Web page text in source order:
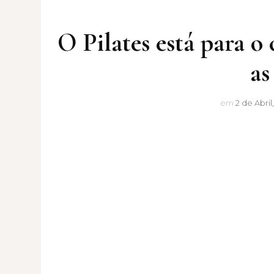
O Pilates está para
em 2 de